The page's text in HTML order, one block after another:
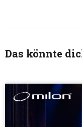
Das könnte